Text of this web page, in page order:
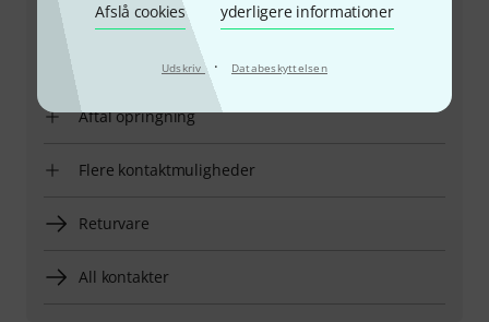
Afslå cookies yderligere informationer
Udskriv · Databeskyttelsen
Åbningstider (CEST - Centraleuropæisk
Aftal opringning
Flere kontaktmuligheder
Returvare
All kontakter